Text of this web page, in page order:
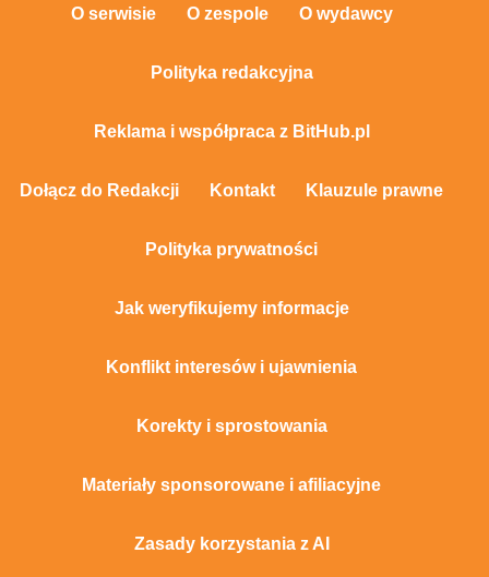
O serwisie O zespole O wydawcy
Polityka redakcyjna
Reklama i współpraca z BitHub.pl
Dołącz do Redakcji Kontakt Klauzule prawne
Polityka prywatności
Jak weryfikujemy informacje
Konflikt interesów i ujawnienia
Korekty i sprostowania
Materiały sponsorowane i afiliacyjne
Zasady korzystania z AI